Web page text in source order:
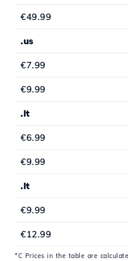
€49.99
.us
€7.99
€9.99
.lt
€6.99
€9.99
.lt
€9.99
€12.99
*C Prices in the table are